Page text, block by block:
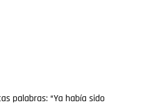
palabras: “Ya había sido